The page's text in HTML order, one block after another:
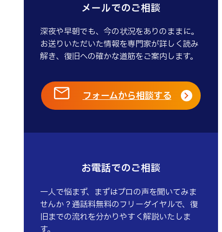
メールでのご相談
深夜や早朝でも、今の状況をありのままに。
お送りいただいた情報を専門家が詳しく読み
解き、復旧への確かな道筋をご案内します。
フォームから相談する
お電話でのご相談
一人で悩まず、まずはプロの声を聞いてみま
せんか？通話料無料のフリーダイヤルで、復
旧までの流れを分かりやすく解説いたしま
す。